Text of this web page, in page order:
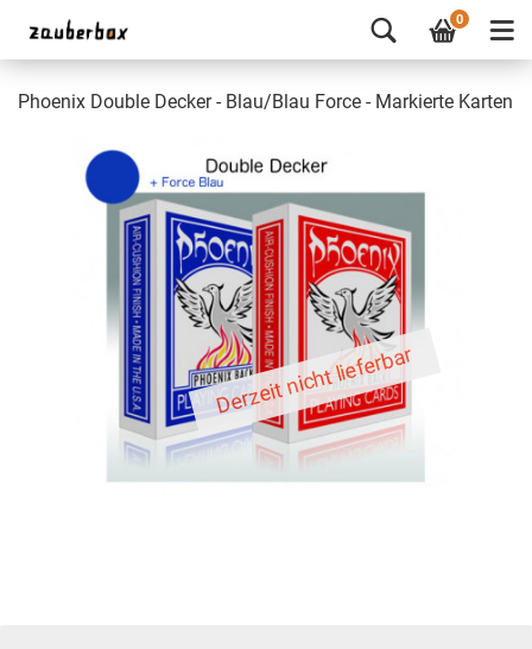
0
Phoenix Double Decker - Blau/Blau Force - Markierte Karten
Derzeit nicht lieferbar